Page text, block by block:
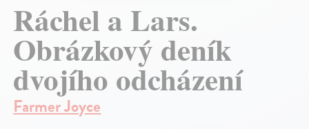
Ráchel a Lars.
Obrázkový deník
dvojího odcházení
Farmer Joyce